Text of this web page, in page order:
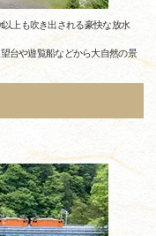
上も吹き出される豪快な放水
台や遊覧船などから大自然の景